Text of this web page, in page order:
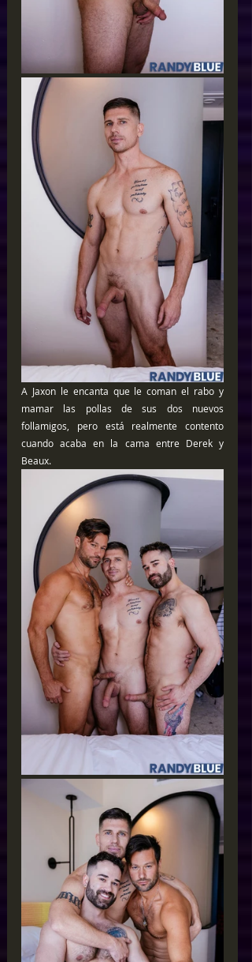
A Jaxon le encanta que le coman el rabo y
mamar las pollas de sus dos nuevos
follamigos, pero está realmente contento
cuando acaba en la cama entre Derek y
Beaux.